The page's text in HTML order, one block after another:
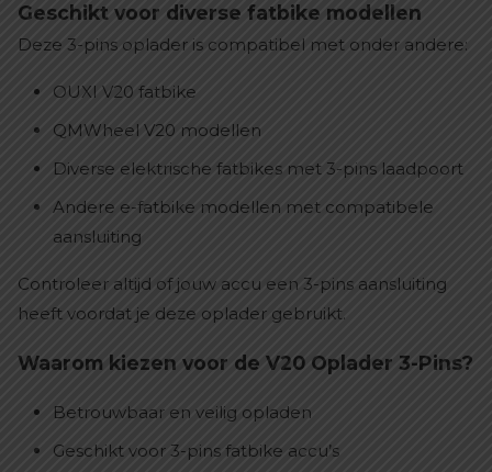
Geschikt voor diverse fatbike modellen
Deze 3-pins oplader is compatibel met onder andere:
OUXI V20 fatbike
QMWheel V20 modellen
Diverse elektrische fatbikes met 3-pins laadpoort
Andere e-fatbike modellen met compatibele
aansluiting
Controleer altijd of jouw accu een 3-pins aansluiting
heeft voordat je deze oplader gebruikt.
Waarom kiezen voor de V20 Oplader 3-Pins?
Betrouwbaar en veilig opladen
Geschikt voor 3-pins fatbike accu’s